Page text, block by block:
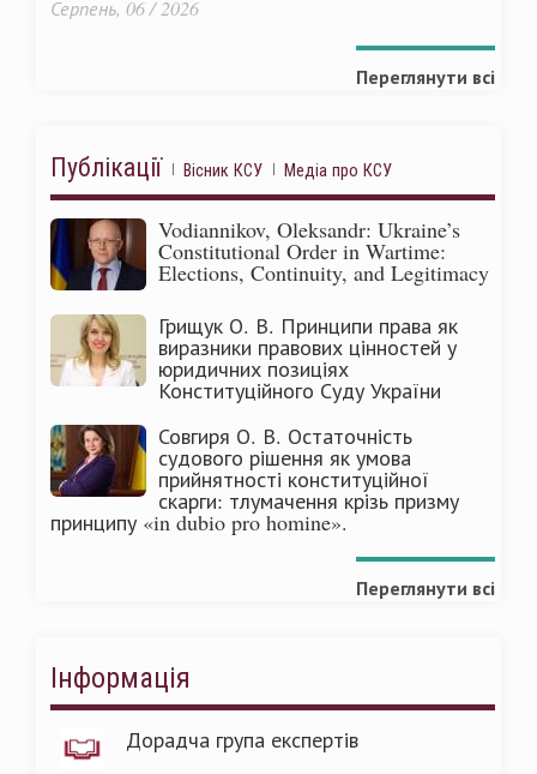
Серпень, 06 / 2026
Переглянути всі
Публікації Вісник КСУ Медіа про КСУ
Vodiannikov, Oleksandr: Ukraine’s
Constitutional Order in Wartime:
Elections, Continuity, and Legitimacy
Грищук О. В. Принципи права як
виразники правових цінностей у
юридичних позиціях
Конституційного Суду України
Совгиря О. В. Остаточність
судового рішення як умова
прийнятності конституційної
скарги: тлумачення крізь призму
принципу «in dubio pro homine».
Переглянути всі
Інформація
Дорадча група експертів